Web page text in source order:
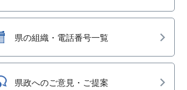
県の組織・電話番号一覧
県政へのご意見・ご提案